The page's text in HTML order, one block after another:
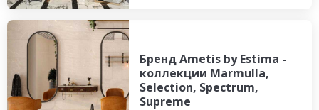
Бренд Ametis by Estima -
коллекции Marmulla,
Selection, Spectrum,
Supreme